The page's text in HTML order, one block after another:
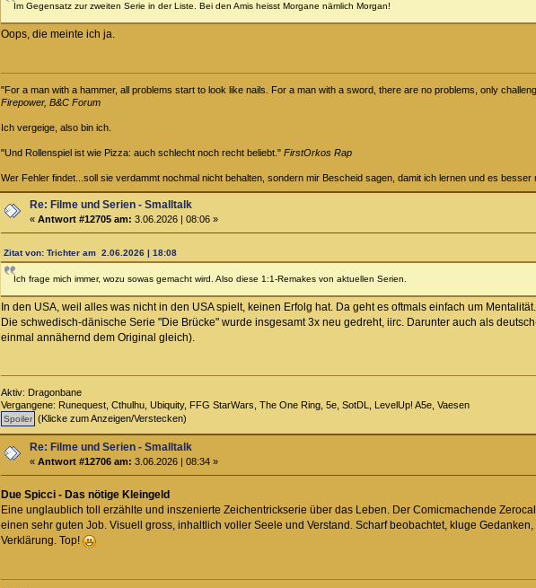
Im Gegensatz zur zweiten Serie in der Liste. Bei den Amis heisst Morgane nämlich Morgan!
Oops, die meinte ich ja.
"For a man with a hammer, all problems start to look like nails. For a man with a sword, there are no problems, only
Firepower, B&C Forum
Ich vergeige, also bin ich.
"Und Rollenspiel ist wie Pizza: auch schlecht noch recht beliebt." FirstOrkos Rap
Wer Fehler findet...soll sie verdammt nochmal nicht behalten, sondern mir Bescheid sagen, damit ich lernen und es besser
Re: Filme und Serien - Smalltalk
«Antwort #12705 am: 3.06.2026 | 08:06 »
Zitat von: Trichter am 2.06.2026 | 18:08
Ich frage mich immer, wozu sowas gemacht wird. Also diese 1:1-Remakes von aktuellen Serien.
In den USA, weil alles was nicht in den USA spielt, keinen Erfolg hat. Da geht es oftmals einfach um Mentalität.
Die schwedisch-dänische Serie "Die Brücke" wurde insgesamt 3x neu gedreht, iirc. Darunter auch als
einmal annähernd dem Original gleich).
Aktiv: Dragonbane
Vergangene: Runequest, Cthulhu, Ubiquity, FFG StarWars, The One Ring, 5e, SotDL, LevelUp! A5e, Vaesen
(Klicke zum Anzeigen/Verstecken)
Re: Filme und Serien - Smalltalk
«Antwort #12706 am: 3.06.2026 | 08:34 »
Due Spicci - Das nötige Kleingeld
Eine unglaublich toll erzählte und inszenierte Zeichentrickserie über das Leben. Der Comicmachende
einen sehr guten Job. Visuell gross, inhaltlich voller Seele und Verstand. Scharf beobachtet, kluge
Verklärung. Top!